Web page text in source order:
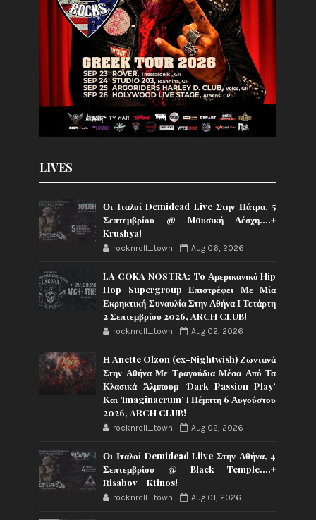
LIVES
Οι Ιταλοί Demidead Live Στην Πάτρα, 5
Σεπτεμβρίου @ Moυσική Λέσχη….+
Krushya!
rocknroll_town Aug 06, 2026
LA COKA NOSTRA: To Αμερικανικό Hip
Hop Supergroup Επιστρέφει Με Μία
Εκρηκτική Συναυλία Στην Αθήνα Ι Τετάρτη
2 Σεπτεμβρίου 2026, ARCH CLUB!
rocknroll_town Aug 02, 2026
Η Anette Olzon (ex-Nightwish) Ζωντανά
Στην Αθήνα Με Τραγούδια Μέσα Από Τα
Κλασικά Άλμπουμ ‘Dark Passion Play’
Και ‘Imaginaerum’ I Πέμπτη 6 Αυγούστου
2026, ARCH CLUB!
rocknroll_town Aug 02, 2026
Οι Ιταλοί Demidead Liive Στην Αθήνα, 4
Σεπτεμβρίου @ Black Temple….+
Risabov + Ktinos!
rocknroll_town Aug 01, 2026